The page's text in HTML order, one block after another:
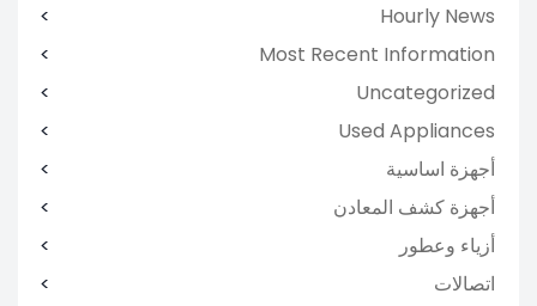
Hourly News
Most Recent Information
Uncategorized
Used Appliances
أجهزة اساسية
أجهزة كشف المعادن
أزياء وعطور
اتصالات